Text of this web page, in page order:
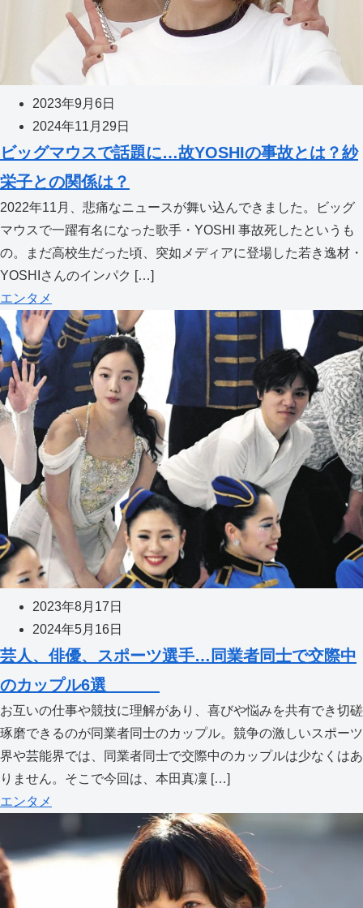
2023年9月6日
2024年11月29日
ビッグマウスで話題に…故YOSHIの事故とは？紗
栄子との関係は？
2022年11月、悲痛なニュースが舞い込んできました。ビッグ
マウスで一躍有名になった歌手・YOSHI 事故死したというも
の。まだ高校生だった頃、突如メディアに登場した若き逸材・
YOSHIさんのインパク […]
エンタメ
2023年8月17日
2024年5月16日
芸人、俳優、スポーツ選手…同業者同士で交際中
のカップル6選
お互いの仕事や競技に理解があり、喜びや悩みを共有でき切磋
琢磨できるのが同業者同士のカップル。競争の激しいスポーツ
界や芸能界では、同業者同士で交際中のカップルは少なくはあ
りません。そこで今回は、本田真凜 […]
エンタメ